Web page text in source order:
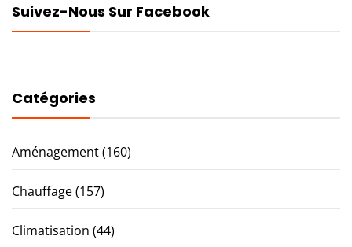
Suivez-Nous Sur Facebook
Catégories
Aménagement(160)
Chauffage(157)
Climatisation (44)